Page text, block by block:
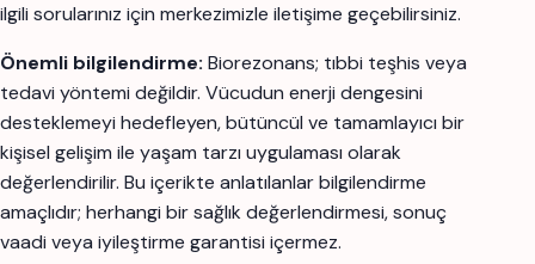
ilgili sorularınız için merkezimizle iletişime geçebilirsiniz.
Önemli bilgilendirme: Biorezonans; tıbbi teşhis veya
tedavi yöntemi değildir. Vücudun enerji dengesini
desteklemeyi hedefleyen, bütüncül ve tamamlayıcı bir
kişisel gelişim ile yaşam tarzı uygulaması olarak
değerlendirilir. Bu içerikte anlatılanlar bilgilendirme
amaçlıdır; herhangi bir sağlık değerlendirmesi, sonuç
vaadi veya iyileştirme garantisi içermez.